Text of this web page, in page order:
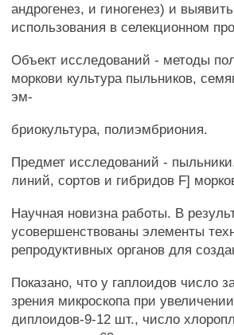
андрогенез, и гиногенез) и
использования в селекционном
Объект исследований - методы
моркови культура пыльников,
эм-
бриокультура, полиэмбриония.
Предмет исследований -
линий, сортов и гибридов F]
Научная новизна работы. В
усовершенствованы элементы
репродуктивных органов для
Показано, что у гаплоидов число
зрения микроскопа при
диплоидов-9-12 шт., число